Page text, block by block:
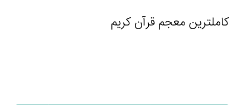
کاملترین معجم قرآن کریم